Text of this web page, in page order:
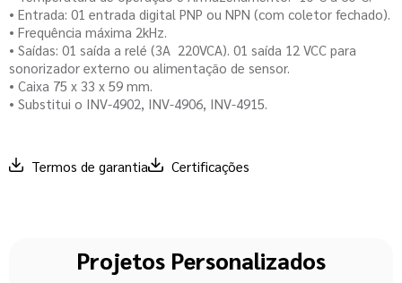
• Entrada: 01 entrada digital PNP ou NPN (com coletor fechado).
• Frequência máxima 2kHz.
• Saídas: 01 saída a relé (3A  220VCA). 01 saída 12 VCC para
sonorizador externo ou alimentação de sensor.
• Caixa 75 x 33 x 59 mm.
• Substitui o INV-4902, INV-4906, INV-4915.
Termos de garantia Certificações
Projetos Personalizados